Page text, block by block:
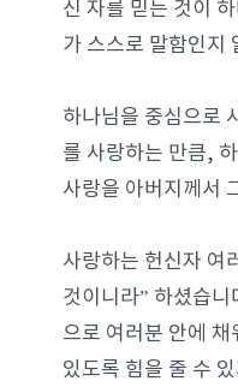
신 자를 믿는 것이
가 스스로 말함인지
하나님을 중심으로
를 사랑하는 만큼,
사랑을 아버지께서
사랑하는 헌신자 여
것이니라” 하셨습
으로 여러분 안에
있도록 힘을 줄 수